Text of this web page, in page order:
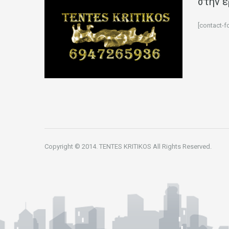
[contact-
Copyright © 2014. TENTES KRITIKOS All Rights Reserved.